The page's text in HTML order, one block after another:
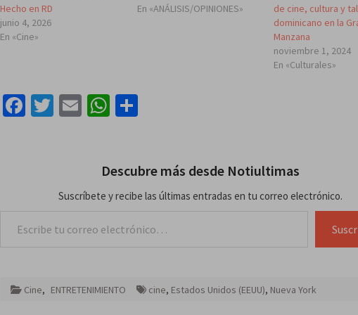
Hecho en RD
junio 4, 2026
En «Cine»
En «ANÁLISIS/OPINIONES»
de cine, cultura y
dominicano en la
Manzana
noviembre 1, 2024
En «Culturales»
Facebook
Twitter
EmailWhatsApp
Descubre más desde Notiultimas
Suscríbete y recibe las últimas entradas en tu correo electrónico.
Cine, ENTRETENIMIENTO cine, Estados Unidos (EEUU), Nueva York